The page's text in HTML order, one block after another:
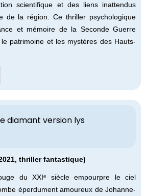
scientifique et des liens inattendus
de la région. Ce thriller psychologique
et mémoire de la Seconde Guerre
patrimoine et les mystères des Hauts-
thriller fantastique)
du XXIᵉ siècle empourpre le ciel
éperdument amoureux de Johanne-